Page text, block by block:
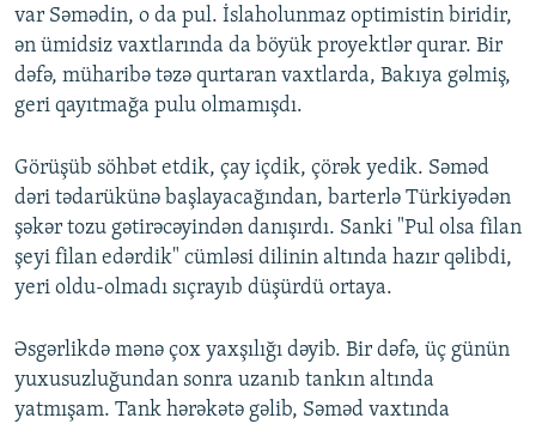
var Səmədin, o da pul. İslaholunmaz optimistin biridir,
ən ümidsiz vaxtlarında da böyük proyektlər qurar. Bir
dəfə, müharibə təzə qurtaran vaxtlarda, Bakıya gəlmiş,
geri qayıtmağa pulu olmamışdı.
Görüşüb söhbət etdik, çay içdik, çörək yedik. Səməd
dəri tədarükünə başlayacağından, barterlə Türkiyədən
şəkər tozu gətirəcəyindən danışırdı. Sanki "Pul olsa filan
şeyi filan edərdik" cümləsi dilinin altında hazır qəlibdi,
yeri oldu-olmadı sıçrayıb düşürdü ortaya.
Əsgərlikdə mənə çox yaxşılığı dəyib. Bir dəfə, üç günün
yuxusuzluğundan sonra uzanıb tankın altında
yatmışam. Tank hərəkətə gəlib, Səməd vaxtında